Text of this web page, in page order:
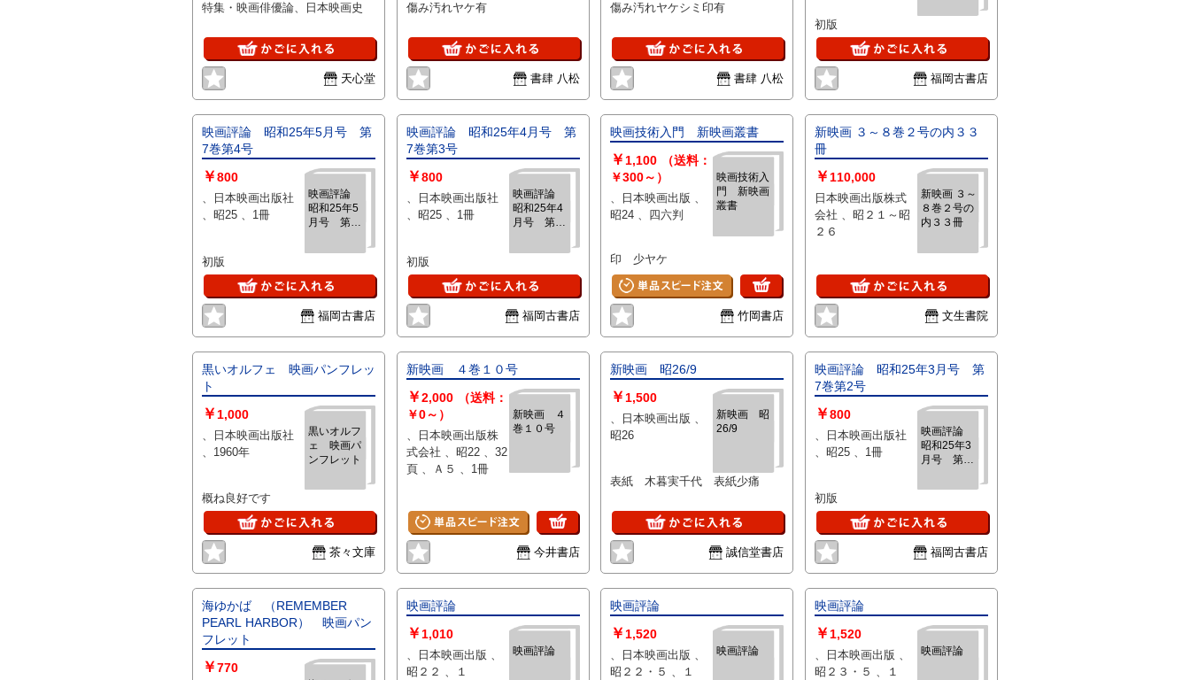
特集・映画俳優論、日本映画史
天心堂
傷み汚れヤケ有
書肆 八松
傷み汚れヤケシミ印有
書肆 八松
初版
福岡古書店
映画評論 昭和25年5月号 第
7巻第4号
映画評論
昭和25年5
月号 第7
￥800
、日本映画出版社
、昭25 、1冊
初版
福岡古書店
映画評論 昭和25年4月号 第
7巻第3号
映画評論
昭和25年4
月号 第7
￥800
、日本映画出版社
、昭25 、1冊
初版
福岡古書店
映画技術入門 新映画叢書
映画技術入
門 新映画
叢書
￥1,100
（送料：
￥300～）
、日本映画出版 、
昭24 、四六判
印 少ヤケ
竹岡書店
新映画 ３～８巻２号の内３３
冊
新映画 ３～
８巻２号の
内３３冊
￥ 110,000
日本映画出版株式
会社 、昭２１～昭
２６
文生書院
黒いオルフェ 映画パンフレッ
ト
黒いオルフ
ェ 映画パ
ンフレット
￥ 1,000
、日本映画出版社
、1960年
概ね良好です
茶々文庫
新映画 ４巻１０号
新映画 ４
巻１０号
￥2,000
（送料：
￥0～）
、日本映画出版株
式会社 、昭22 、32
頁 、Ａ５ 、1冊
今井書店
新映画 昭26/9
新映画 昭
26/9
￥ 1,500
、日本映画出版 、
昭26
表紙 木暮実千代 表紙少痛
誠信堂書店
映画評論 昭和25年3月号 第
7巻第2号
映画評論
昭和25年3
月号 第7
￥800
、日本映画出版社
、昭25 、1冊
初版
福岡古書店
海ゆかば （REMEMBER
PEARL HARBOR） 映画パン
フレット
￥770
映画評論
映画評論
￥1,010
、日本映画出版 、
昭２２ 、１
映画評論
映画評論
￥1,520
、日本映画出版 、
昭２２・５ 、１
映画評論
映画評論
￥1,520
、日本映画出版 、
昭２３・５ 、１